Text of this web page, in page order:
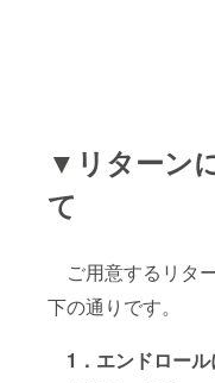
▼リターン
て
ご用意するリタ
下の通りです。
1．エンドロー